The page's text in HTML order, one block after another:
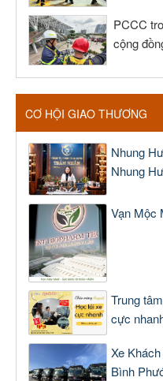
PCCC
cộng
CƠ HỘI GIAO THƯƠNG
Nhung
Nhung
Vạn Mộc
Trung
cực
Xe
Bình